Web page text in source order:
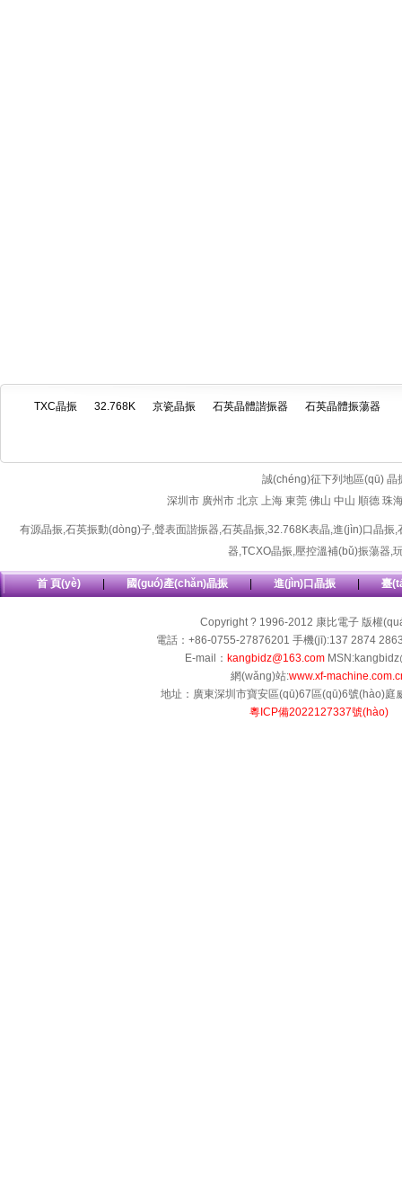
TXC晶振 32.768K 京瓷晶振 石英晶體諧振器 石英晶體振蕩器
誠(chéng)征下列地區(qū) 晶
深圳市 廣州市 北京 上海 東莞 佛山 中山 順德 珠
有源晶振,石英振動(dòng)子,聲表面諧振器,石英晶振,32.768K表晶,進(jìn)口晶振,
器,TCXO晶振,壓控溫補(bǔ)振蕩器,
首 頁(yè) | 國(guó)產(chǎn)晶振 | 進(jìn)口晶振 | 臺
Copyright ? 1996-2012 康比電子 版權
電話：+86-0755-27876201 手機(jī):137 2874
E-mail： kangbidz@163.com
網(wǎng)站:www.xf-
地址：廣東深圳市寶安區(qū)67區(qū)6號(hào)庭
粵ICP備2022127337號(hào)